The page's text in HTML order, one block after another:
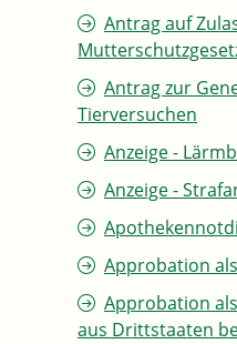
Antrag auf
Antrag zur
Tierversuchen
Anzeige -
Anzeige -
Approbation
Approbation
aus Drittstaaten